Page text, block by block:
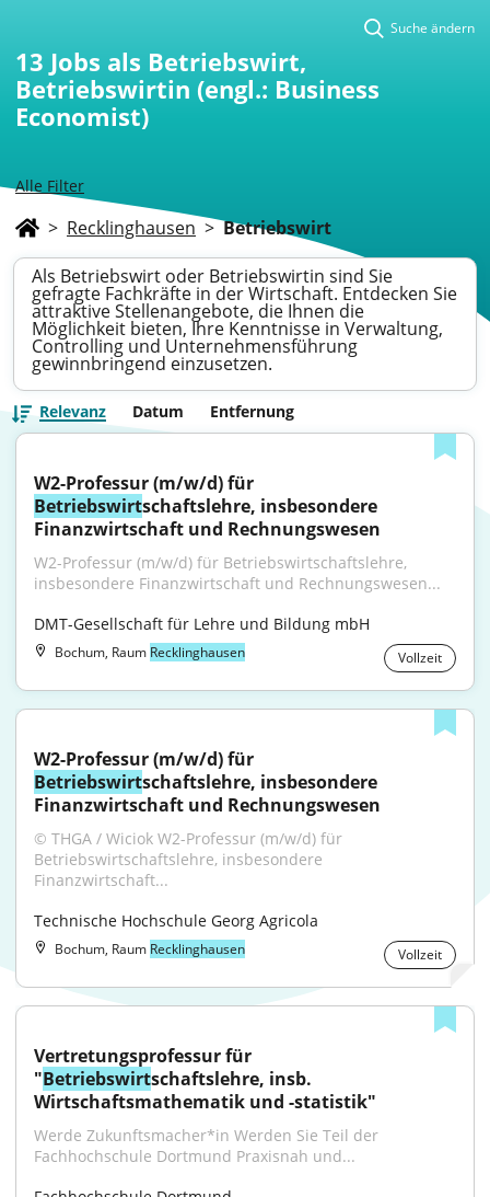
Alle Filter
Suche ändern
13 Jobs als Betriebswirt,
Betriebswirtin (engl.: Business
Economist)
> Recklinghausen > Betriebswirt
Als Betriebswirt oder Betriebswirtin sind Sie
gefragte Fachkräfte in der Wirtschaft. Entdecken Sie
attraktive Stellenangebote, die Ihnen die
Möglichkeit bieten, Ihre Kenntnisse in Verwaltung,
Controlling und Unternehmensführung
gewinnbringend einzusetzen.
Relevanz Datum Entfernung
Betriebswirtschaftslehre, insbesondere
Finanzwirtschaft und Rechnungswesen
W2-Professur (m/w/d) für Betriebswirtschaftslehre,
insbesondere Finanzwirtschaft und Rechnungswesen...
DMT-Gesellschaft für Lehre und Bildung mbH
Bochum, Raum Recklinghausen Vollzeit
Betriebswirtschaftslehre, insbesondere
Finanzwirtschaft und Rechnungswesen
© THGA / Wiciok W2-Professur (m/w/d) für
Betriebswirtschaftslehre, insbesondere
Finanzwirtschaft...
Technische Hochschule Georg Agricola
Bochum, Raum Recklinghausen Vollzeit
Vertretungsprofessur für
"Betriebswirtschaftslehre, insb.
Wirtschaftsmathematik und -statistik"
Werde Zukunftsmacher*in Werden Sie Teil der
Fachhochschule Dortmund Praxisnah und...